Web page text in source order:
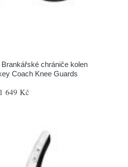
chrániče kolen
Coach Knee Guards
1 649 Kč